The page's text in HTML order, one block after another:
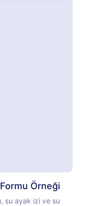
Örneği
su ayak izi ve su